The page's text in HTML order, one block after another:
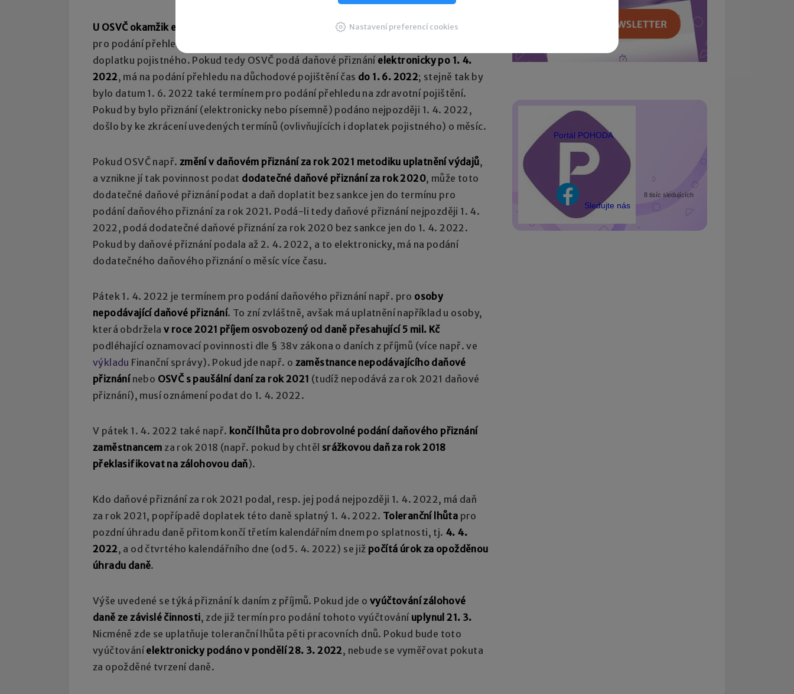
U OSVČ okamžik elektronického podání daňového přiznání ovlivňujenapř. termíny
pro podání přehledů na důchodové pojištění a zdravotní pojištění a splatnost
doplatku pojistného. Pokud tedy OSVČ podá daňové přiznání elektronicky po 1. 4.
2022, má na podání přehledu na důchodové pojištění čas do 1. 6. 2022; stejně tak by
bylo datum 1. 6. 2022 také termínem pro podání přehledu na zdravotní pojištění.
Pokud by bylo přiznání (elektronicky nebo písemně) podáno nejpozději 1. 4. 2022,
došlo by ke zkrácení uvedených termínů (ovlivňujících i doplatek pojistného) o měsíc.
Pokud OSVČ např. změní v daňovém přiznání za rok 2021 metodiku uplatnění výdajů,
a vznikne jí tak povinnost podat dodatečné daňové přiznání za rok 2020, může toto
dodatečné daňové přiznání podat a daň doplatit bez sankce jen do termínu pro
podání daňového přiznání za rok 2021. Podá-li tedy daňové přiznání nejpozději 1. 4.
2022, podá dodatečné daňové přiznání za rok 2020 bez sankce jen do 1. 4. 2022.
Pokud by daňové přiznání podala až 2. 4. 2022, a to elektronicky, má na podání
dodatečného daňového přiznání o měsíc více času.
Pátek 1. 4. 2022 je termínem pro podání daňového přiznání např. pro osoby
nepodávající daňové přiznání. To zní zvláštně, avšak má uplatnění například u osoby,
která obdrželav roce 2021 příjem osvobozený od daně přesahující 5 mil. Kč
podléhající oznamovací povinnosti dle § 38v zákona o daních z příjmů (více např. ve
výkladu Finanční správy). Pokud jde např. o zaměstnance nepodávajícího daňové
přiznánínebo OSVČ s paušální daní za rok 2021 (tudíž nepodává za rok 2021 daňové
přiznání), musí oznámení podat do 1. 4. 2022.
V pátek 1. 4. 2022 také např. končí lhůta pro dobrovolné podání daňového přiznání
zaměstnancemza rok 2018 (např. pokud by chtěl srážkovou daň za rok 2018
překlasifikovat na zálohovou daň).
Kdo daňové přiznání za rok 2021 podal, resp. jej podá nejpozději 1. 4. 2022, má daň
za rok 2021, popřípadě doplatek této daně splatný 1. 4. 2022. Toleranční lhůta pro
pozdní úhradu daně přitom končí třetím kalendářním dnem po splatnosti, tj. 4. 4.
2022, a od čtvrtého kalendářního dne (od 5. 4. 2022) se již počítá úrok za opožděnou
úhradu daně.
Výše uvedené se týká přiznání k daním z příjmů. Pokud jde o vyúčtování zálohové
daně ze závislé činnosti, zde již termín pro podání tohoto vyúčtování uplynul 21. 3.
Nicméně zde se uplatňuje toleranční lhůta pěti pracovních dnů. Pokud bude toto
vyúčtování elektronicky podáno v pondělí 28. 3. 2022, nebude se vyměřovat pokuta
za opožděné tvrzení daně.
Portál POHODA
Sledujte nás
8 tisíc sledujících
Nastavení preferencí cookies